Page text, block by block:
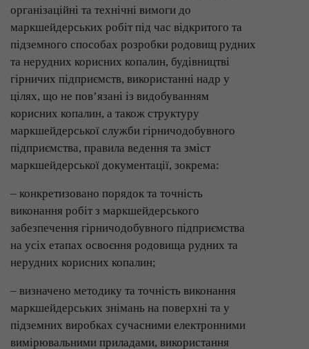
організаційні та технічні вимоги до
маркшейдерських робіт під час відкритого та
підземного способах розробки родовищ рудних
та нерудних корисних копалин, будівництві
гірничих підприємств, використанні надр у
цілях, що не пов’язані із видобуванням
корисних копалин, а також структуру
маркшейдерської служби гірничодобувного
підприємства, правила ведення та зміст
маркшейдерської документації, зокрема:
– конкретизовано порядок та точність
виконання робіт з маркшейдерського
забезпечення гірничодобувного підприємства
на усіх етапах освоєння родовища рудних та
нерудних корисних копалин;
– визначено методику та точність виконання
маркшейдерських знімань на поверхні та у
підземних виробках сучасними електронними
вимірювальними приладами, використання